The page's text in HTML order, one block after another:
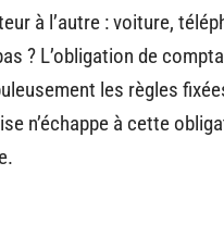
à l’autre : voiture,
? L’obligation de
les règles
n’échappe à cette